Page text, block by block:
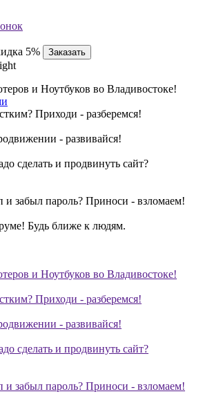
5%
Заказать
и Ноутбуков во Владивостоке!
Приходи - разберемся!
- развивайся!
сделать и продвинуть сайт?
и забыл пароль? Приноси - взломаем!
Будь ближе к людям.
и Ноутбуков во Владивостоке!
Приходи - разберемся!
- развивайся!
сделать и продвинуть сайт?
и забыл пароль? Приноси - взломаем!